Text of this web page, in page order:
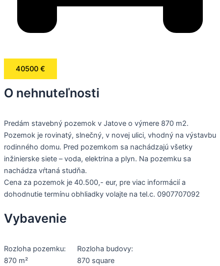
40500 €
O nehnuteľnosti
Predám stavebný pozemok v Jatove o výmere 870 m2.
Pozemok je rovinatý, slnečný, v novej ulici, vhodný na výstavbu
rodinného domu. Pred pozemkom sa nachádzajú všetky
inžinierske siete – voda, elektrina a plyn. Na pozemku sa
nachádza vŕtaná studňa.
Cena za pozemok je 40.500,- eur, pre viac informácií a
dohodnutie termínu obhliadky volajte na tel.c. 0907707092
Vybavenie
Rozloha pozemku:
870 m²
Rozloha budovy:
870 square